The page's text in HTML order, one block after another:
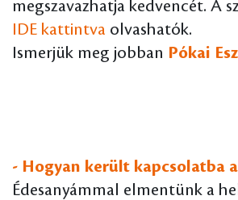
megszavazhatja kedvencét. A
IDE kattintva olvashatók.
Ismerjük meg jobban Pókai
- Hogyan került kapcsolatba
Édesanyámmal elmentünk a